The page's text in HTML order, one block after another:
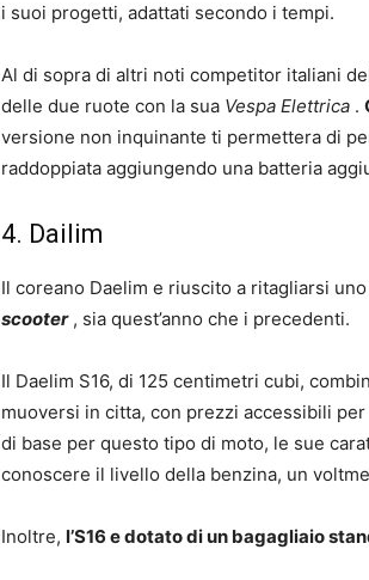
i suoi progetti, adattati secondo i tempi.
Al di sopra di altri noti competitor italiani
delle due ruote con la sua Vespa Elettrica .
versione non inquinante ti permettera di
raddoppiata aggiungendo una batteria
4. Dailim
Il coreano Daelim e riuscito a ritagliarsi
scooter, sia quest’anno che i precedenti.
Il Daelim S16, di 125 centimetri cubi,
muoversi in citta, con prezzi accessibili
di base per questo tipo di moto, le sue
conoscere il livello della benzina, un
Inoltre, l’S16 e dotato di un bagagliaio